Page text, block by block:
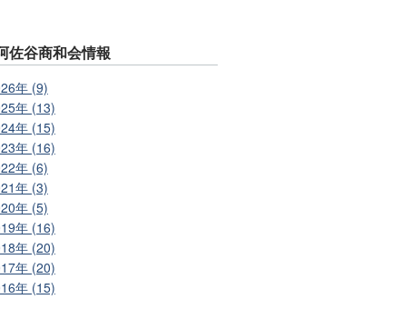
佐谷商和会情報
年 (9)
年 (13)
年 (15)
年 (16)
年 (6)
年 (3)
年 (5)
年 (16)
年 (20)
年 (20)
年 (15)